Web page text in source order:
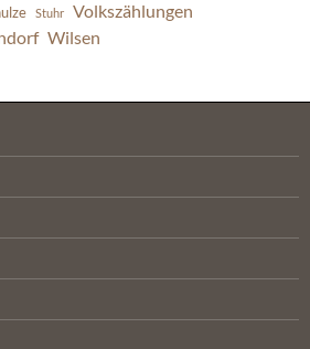
Stuhr Volkszählungen
Wilsen